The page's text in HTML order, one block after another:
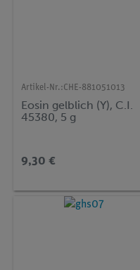
Artikel-Nr.:CHE-881051013
Eosin gelblich (Y), C.I.
45380, 5 g
9,30 €